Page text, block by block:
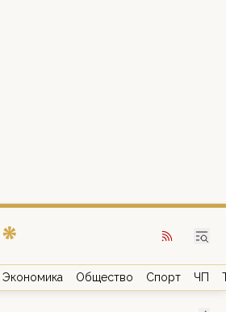
Экономика Общество Спорт ЧП